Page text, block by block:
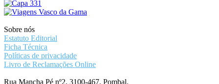
Sobre nós
Estatuto Editorial
Ficha Técnica
Políticas de privacidade
Livro de Reclamações Online
Rua Mancha Pé nº2, 3100-467, Pombal.